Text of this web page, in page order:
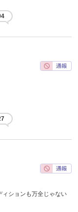
ションも万全じゃない